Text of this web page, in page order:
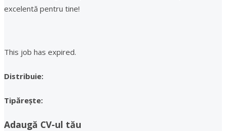
excelentă pentru tine!
This job has expired.
Distribuie:
Tipărește:
Adaugă CV-ul tău